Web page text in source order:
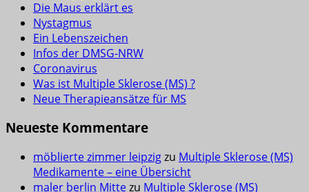
Die Maus erklärt es
Nystagmus
Ein Lebenszeichen
Infos der DMSG-NRW
Coronavirus
Was ist Multiple Sklerose (MS) ?
Neue Therapieansätze für MS
Neueste Kommentare
möblierte zimmer leipzigzu Multiple Sklerose (MS)
Medikamente – eine Übersicht
maler berlin Mittezu Multiple Sklerose (MS)